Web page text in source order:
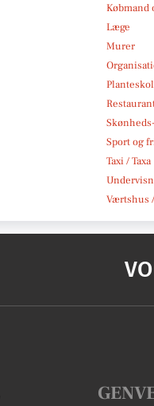
Købmand
Læge
Murer
Sport og
Taxi / Taxa
Værtshus